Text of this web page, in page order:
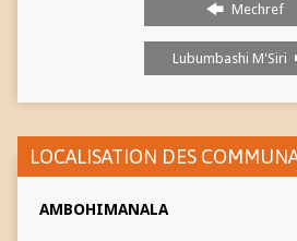
Mechref
Lubumbashi M'Siri
LOCALISATION DES
AMBOHIMANALA